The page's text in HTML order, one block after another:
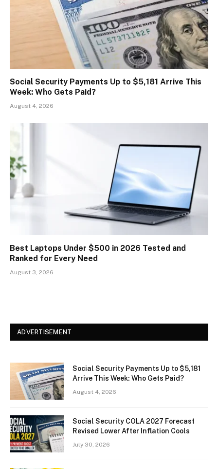
Social Security Payments Up to $5,181 Arrive This
Week: Who Gets Paid?
August 4, 2026
Best Laptops Under $500 in 2026 Tested and
Ranked for Every Need
August 3, 2026
ADVERTISEMENT
Social Security Payments Up to $5,181
Arrive This Week: Who Gets Paid?
August 4, 2026
Social Security COLA 2027 Forecast
Revised Lower After Inflation Cools
July 30, 2026